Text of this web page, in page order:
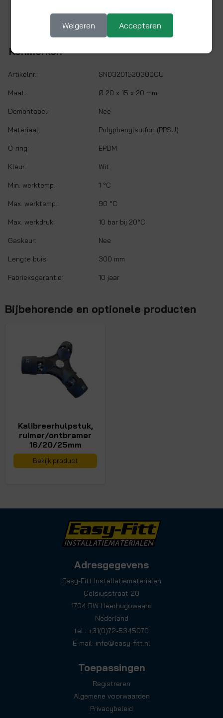
Kenmerken
Artikelnr.: SN03201520300CU
Maat: Ø 20 x 15 x 20 mm
Demontabel: Nee
Materiaal: Polyphenylsulfon (PPSU)
O-ring: EPDM
Kleur: Wit
Min. werktemp.: 1 °C
Max. werktemp.: 90 °C
Max. werkdruk: 10 bar bij 20°C
Gaskeur: Nee
Lengte buis: 300 mm
Fabrieksgarantie: 10 jaar
Bijbehorende en optionele producten
Kalibreerhulpstuk,
ruimer/ontbramer
16/20/25mm
Bekijk product
Adresgegevens
Easy-Fitt Installatiematerialen
Celsiusstraat 20
1704 RW Heerhugowaard
Nederland
tel.: +31(0)72-5345070
E-mail: info@easy-fitt.nl
Toepassingen
Registreren
Algemene voorwaarden
Privacybeleid
Weigeren Accepteren